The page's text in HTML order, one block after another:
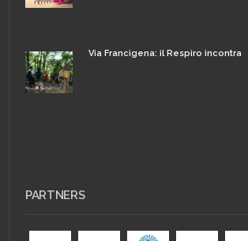
Via Francigena: il Respiro incontra
PARTNERS